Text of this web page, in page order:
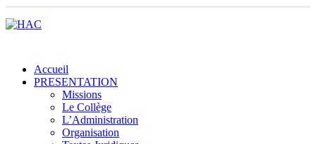
Accueil
PRESENTATION
Missions
Le Collège
L’Administration
Organisation